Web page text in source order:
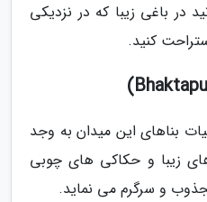
در باغی زیبا که در نزدیکی
کنید.
بناهای این میدان به وجد
زیبا و حکاکی های چوبی
و سرگرم می نماید.